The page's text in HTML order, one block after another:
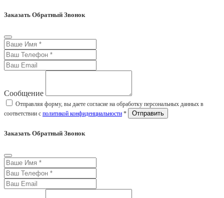
Заказать Обратный Звонок
Сообщение
Отправляя форму, вы даете согласие на обработку персональных данных в
соответствии с политикой конфиденциальности *
Заказать Обратный Звонок